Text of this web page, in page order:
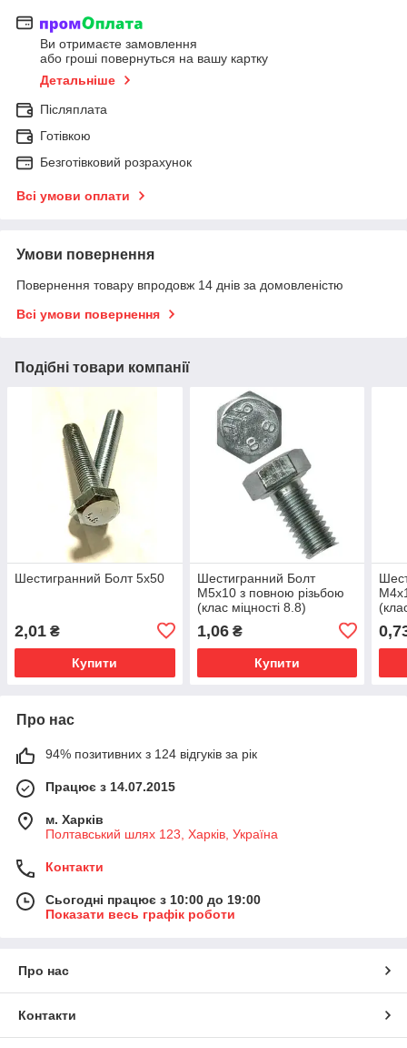
Ви отримаєте замовлення
або гроші повернуться на вашу картку
Детальніше
Післяплата
Готівкою
Безготівковий розрахунок
Всі умови оплати
Умови повернення
Повернення товару впродовж 14 днів за домовленістю
Всі умови повернення
Подібні товари компанії
Шестигранний Болт 5х50
2,01 ₴
Купити
Шестигранний Болт
М5х10 з повною різьбою
(клас міцності 8.8)
1,06₴
Купити
Про нас
94% позитивних з 124 відгуків за рік
Працює з 14.07.2015
м. Харків
Полтавський шлях 123, Харків, Україна
Контакти
Сьогодні працює з 10:00 до 19:00
Показати весь графік роботи
Про нас
Контакти